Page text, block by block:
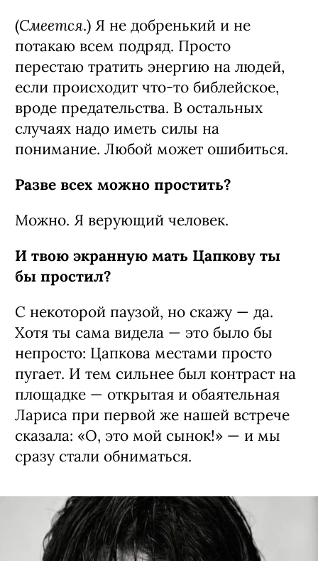
(Смеется.) Я не добренький и не
потакаю всем подряд. Просто
перестаю тратить энергию на людей,
если происходит что-то библейское,
вроде предательства. В остальных
случаях надо иметь силы на
понимание. Любой может ошибиться.
Разве всех можно простить?
Можно. Я верующий человек.
И твою экранную мать Цапкову ты
бы простил?
С некоторой паузой, но скажу — да.
Хотя ты сама видела — это было бы
непросто: Цапкова местами просто
пугает. И тем сильнее был контраст на
площадке — открытая и обаятельная
Лариса при первой же нашей встрече
сказала: «О, это мой сынок!» — и мы
сразу стали обниматься.